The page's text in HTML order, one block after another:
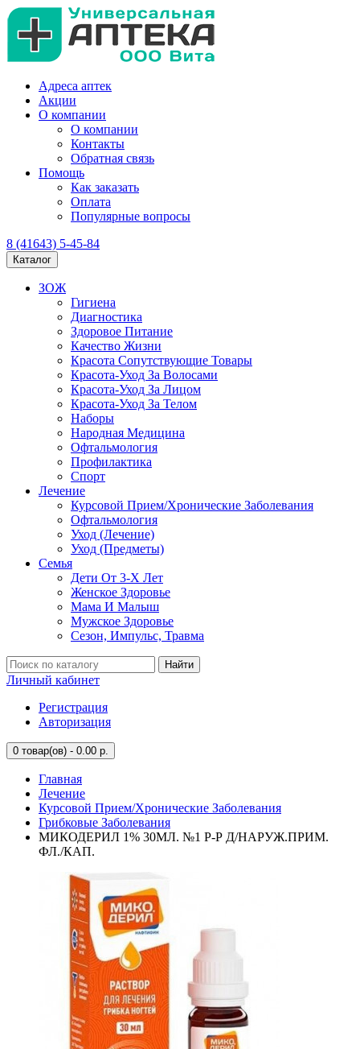
Адреса аптек
Акции
О компании
О компании
Контакты
Обратная связь
Помощь
Как заказать
Оплата
Популярные вопросы
8 (41643) 5-45-84
Каталог
ЗОЖ
Гигиена
Диагностика
Здоровое Питание
Качество Жизни
Красота Сопутствующие Товары
Красота-Уход За Волосами
Красота-Уход За Лицом
Красота-Уход За Телом
Наборы
Народная Медицина
Офтальмология
Профилактика
Спорт
Лечение
Курсовой Прием/Хронические Заболевания
Офтальмология
Уход (Лечение)
Уход (Предметы)
Семья
Дети От 3-Х Лет
Женское Здоровье
Мама И Малыш
Мужское Здоровье
Сезон, Импульс, Травма
Найти
Личный кабинет
Регистрация
Авторизация
0 товар(ов) - 0.00 р.
Главная
Лечение
Курсовой Прием/Хронические Заболевания
Грибковые Заболевания
МИКОДЕРИЛ 1% 30МЛ. №1 Р-Р Д/НАРУЖ.ПРИМ.
ФЛ./КАП.